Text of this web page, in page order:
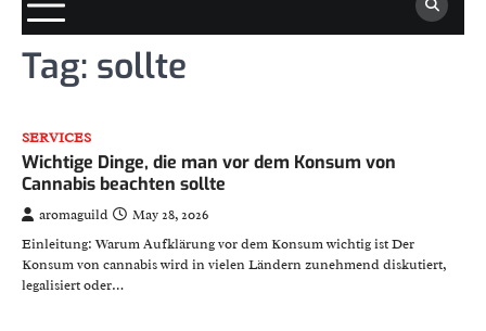
Tag: sollte
SERVICES
Wichtige Dinge, die man vor dem Konsum von
Cannabis beachten sollte
aromaguild
May 28, 2026
Einleitung: Warum Aufklärung vor dem Konsum wichtig ist Der
Konsum von cannabis wird in vielen Ländern zunehmend diskutiert,
legalisiert oder…